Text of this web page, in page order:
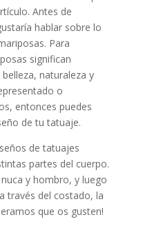
Antes de
hablar sobre lo
Para
significan
naturaleza y
o
entonces puedes
de tu tatuaje.
de tatuajes
partes del cuerpo.
y hombro, y luego
través del costado, la
que os gusten!